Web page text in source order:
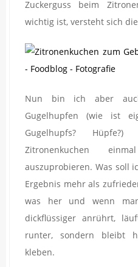
Zuckerguss beim
wichtig ist, versteht sich
Nun bin ich aber
Gugelhupfen (wie ist
Gugelhupfs?
Zitronenkuchen
auszuprobieren. Was soll
Ergebnis mehr als
was her und wenn
dickflüssiger anrührt,
runter, sondern bleibt
kleben.